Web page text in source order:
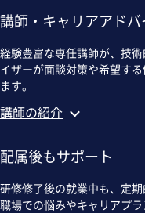
講師・キャリアアド
経験豊富な専任講師が、技
イザーが面談対策や希望す
ます。
講師の紹介
配属後もサポート
研修修了後の就業中も、定
職場での悩みやキャリアプ